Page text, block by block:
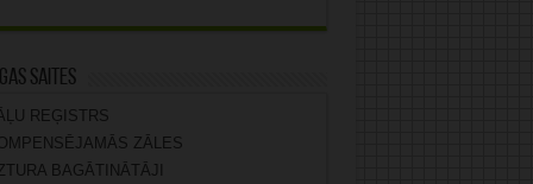
saites
REĢISTRS
ZĀLES
BAGĀTINĀTĀJI